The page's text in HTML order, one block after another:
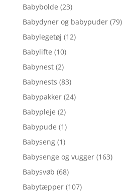
Babybolde (23)
Babydyner og babypuder (79)
Babylegetøj (12)
Babylifte (10)
Babynest (2)
Babynests (83)
Babypakker (24)
Babypleje (2)
Babypude (1)
Babyseng (1)
Babysenge og vugger (163)
Babysvøb (68)
Babytæpper (107)